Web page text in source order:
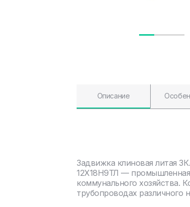
Описание
Задвижка клиновая литая
12Х18Н9ТЛ — промышленная
коммунального хозяйства.
трубопроводах различного